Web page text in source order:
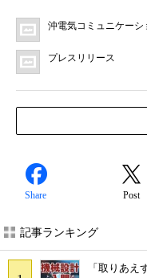
沖電気コミュニケー
プレスリリース
Share Post
記事ランキング
「取りあ